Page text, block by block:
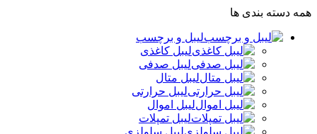
همه دسته بندی ها
لیبل و برچسب
لیبل کاغذی
لیبل صدفی
لیبل متال
لیبل حرارتی
لیبل اموال
لیبل تمپلات
لیبل سلولزی